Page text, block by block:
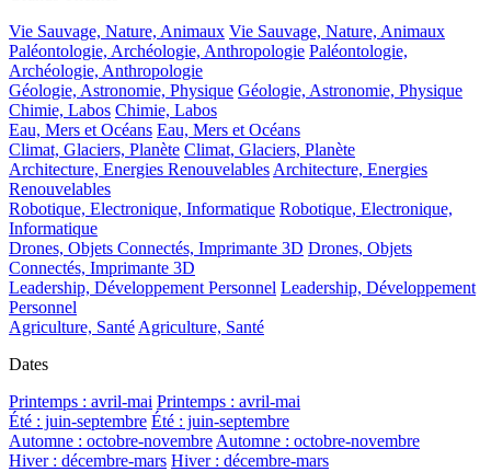
Vie Sauvage, Nature, Animaux Vie Sauvage, Nature, Animaux
Paléontologie, Archéologie, Anthropologie Paléontologie,
Archéologie, Anthropologie
Géologie, Astronomie, Physique Géologie, Astronomie, Physique
Chimie, Labos Chimie, Labos
Eau, Mers et Océans Eau, Mers et Océans
Climat, Glaciers, Planète Climat, Glaciers, Planète
Architecture, Energies RenouvelablesArchitecture, Energies
Renouvelables
Robotique, Electronique, Informatique Robotique, Electronique,
Informatique
Drones, Objets Connectés, Imprimante 3D Drones, Objets
Connectés, Imprimante 3D
Leadership, Développement Personnel Leadership, Développement
Personnel
Agriculture, SantéAgriculture, Santé
Dates
Printemps : avril-mai Printemps : avril-mai
Été : juin-septembre Été : juin-septembre
Automne : octobre-novembreAutomne : octobre-novembre
Hiver : décembre-mars Hiver : décembre-mars